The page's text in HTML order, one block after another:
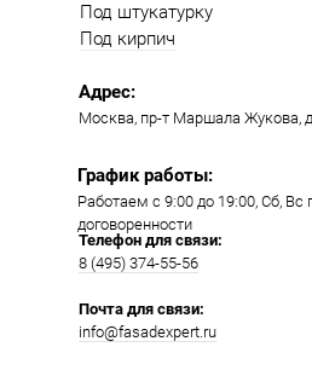
Под штукатурку
Под кирпич
Работаем с 9:00 до 19:00​, Сб, Вс
договоренности
Москва, пр-т Маршала Жукова,
Адрес:
График работы:
Телефон для связи:
8 (495) 374-55-56​
Почта для связи:
info@fasadexpert.ru